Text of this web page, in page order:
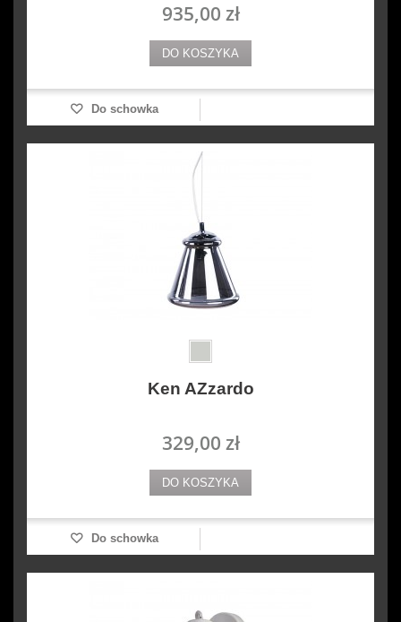
935,00 zł
DO KOSZYKA
Do schowka
Ken AZzardo
329,00 zł
DO KOSZYKA
Do schowka